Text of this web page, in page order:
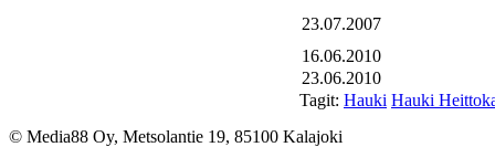
23.07.2007
16.06.2010
23.06.2010
Tagit: Hauki Hauki
© Media88 Oy, Metsolantie 19, 85100 Kalajoki